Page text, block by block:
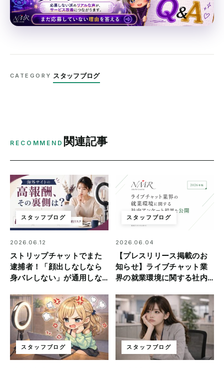
CATEGORY スタッフブログ
RECOMMEND 関連記事
スタッフブログ
2026.06.12
ストリップチャットでまた
逮捕者！「顔出しなしなら
身バレしない」が通用しな
スタッフブログ
2026.06.04
【プレスリリース掲載のお
知らせ】ライブチャット業
界の就業環境に関する社内
スタッフブログ スタッフブログ